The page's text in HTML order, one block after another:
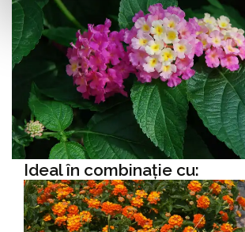
Ideal în combinație cu: